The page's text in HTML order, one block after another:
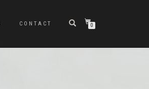
CONTACT 0